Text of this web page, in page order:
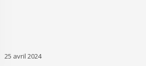
25 avril 2024